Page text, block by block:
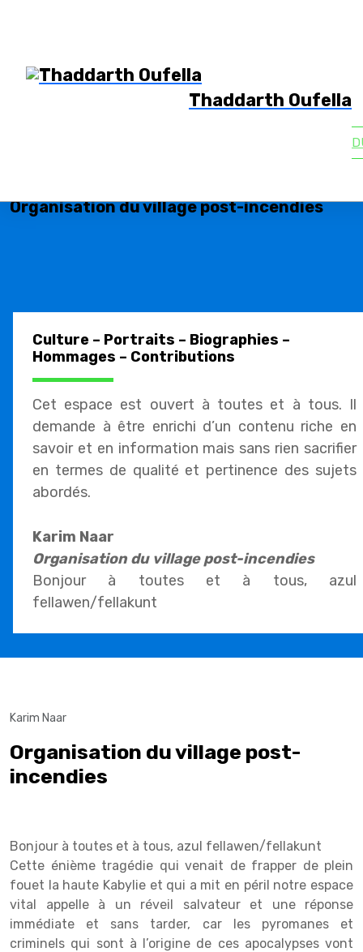
Thaddarth Oufella
Organisation du village post-incendies
Culture – Portraits – Biographies –
Hommages – Contributions
Cet espace est ouvert à toutes et à tous. Il
demande à être enrichi d’un contenu riche en
savoir et en information mais sans rien sacrifier
en termes de qualité et pertinence des sujets
abordés.
Karim Naar
Organisation du village post-incendies
Bonjour à toutes et à tous, azul
fellawen/fellakunt
Karim Naar
Organisation du village post-
incendies
Bonjour à toutes et à tous, azul fellawen/fellakunt
Cette énième tragédie qui venait de frapper de plein
fouet la haute Kabylie et qui a mit en péril notre espace
vital appelle à un réveil salvateur et une réponse
immédiate et sans tarder, car les pyromanes et
criminels qui sont à l’origine de ces apocalypses vont